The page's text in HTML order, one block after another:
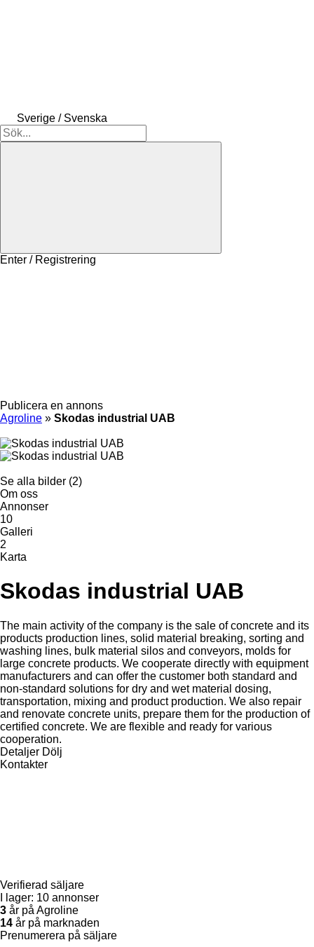
Sverige / Svenska
Enter / Registrering
Publicera en annons
Agroline » Skodas industrial UAB
Se alla bilder (2)
Om oss
Annonser
10
Galleri
2
Karta
Skodas industrial UAB
The main activity of the company is the sale of concrete and its
products production lines, solid material breaking, sorting and
washing lines, bulk material silos and conveyors, molds for
large concrete products. We cooperate directly with equipment
manufacturers and can offer the customer both standard and
non-standard solutions for dry and wet material dosing,
transportation, mixing and product production. We also repair
and renovate concrete units, prepare them for the production of
certified concrete. We are flexible and ready for various
cooperation.
Detaljer Dölj
Kontakter
Verifierad säljare
I lager: 10 annonser
3 år på Agroline
14 år på marknaden
Prenumerera på säljare